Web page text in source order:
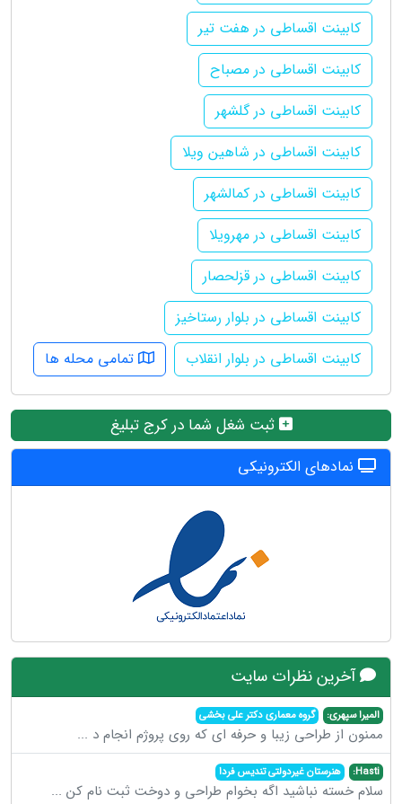
کابینت اقساطی در هفت تیر
کابینت اقساطی در مصباح
کابینت اقساطی در گلشهر
کابینت اقساطی در شاهین ویلا
کابینت اقساطی در کمالشهر
کابینت اقساطی در مهرویلا
کابینت اقساطی در قزلحصار
کابینت اقساطی در بلوار رستاخیز
کابینت اقساطی در بلوار انقلاب
تمامی محله ها
ثبت شغل شما در کرج تبلیغ
نمادهای الکترونیکی
آخرین نظرات سایت
المیرا سپهری: گروه معماری دکتر علی بخشی
ممنون از طراحی زیبا و حرفه ای که روی پروژم انجام د ...
Hasti: هنرستان غیردولتی تندیس فردا
سلام خسته نباشید اگه بخوام طراحی و دوخت ثبت نام کن ...